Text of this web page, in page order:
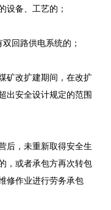
备、工艺的；
回路供电系统的；
改扩建期间，在改扩
出安全设计规定的范围
，未重新取得安全生
，或者承包方再次转包
修作业进行劳务承包